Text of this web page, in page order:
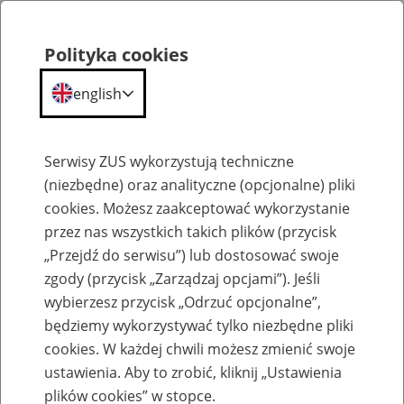
Szkolenia
Zaproś ZUS do siebie: Aktywni 50+
Polityka cookies
english
Serwisy ZUS wykorzystują techniczne
(niezbędne) oraz analityczne (opcjonalne) pliki
cookies. Możesz zaakceptować wykorzystanie
przez nas wszystkich takich plików (przycisk
„Przejdź do serwisu”) lub dostosować swoje
zgody (przycisk „Zarządzaj opcjami”). Jeśli
wybierzesz przycisk „Odrzuć opcjonalne”,
będziemy wykorzystywać tylko niezbędne pliki
cookies. W każdej chwili możesz zmienić swoje
ustawienia. Aby to zrobić, kliknij „Ustawienia
plików cookies” w stopce.